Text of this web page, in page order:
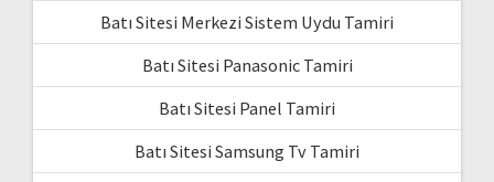
Batı Sitesi Merkezi Sistem Uydu Tamiri
Batı Sitesi Panasonic Tamiri
Batı Sitesi Panel Tamiri
Batı Sitesi Samsung Tv Tamiri